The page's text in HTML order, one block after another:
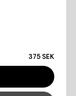
375 SEK